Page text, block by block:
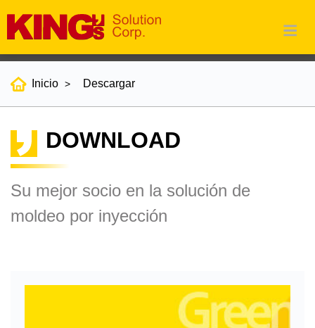
Inicio Descargar
DOWNLOAD
Su mejor socio en la solución de
moldeo por inyección